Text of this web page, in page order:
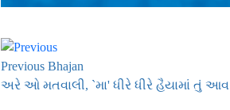
Previous Bhajan
અરે ઓ મતવાલી, `મા' ધીરે ધીરે હૈયામાં તું આવ